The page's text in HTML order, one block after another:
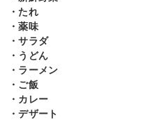
・たれ
・薬味
・サラダ
・うどん
・ラーメン
・ご飯
・カレー
・デザート